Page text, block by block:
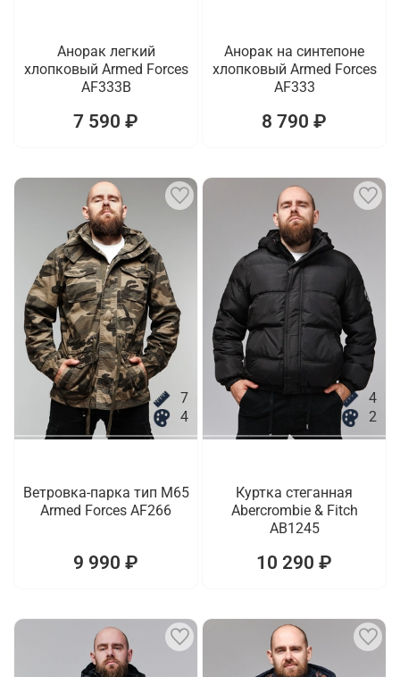
Анорак легкий
хлопковый Armed Forces
AF333B
7 590 ₽
Анорак на синтепоне
хлопковый Armed Forces
AF333
8 790 ₽
7
4
Ветровка-парка тип M65
Armed Forces AF266
9 990 ₽
4
2
Куртка стеганная
Abercrombie & Fitch
AB1245
10 290 ₽